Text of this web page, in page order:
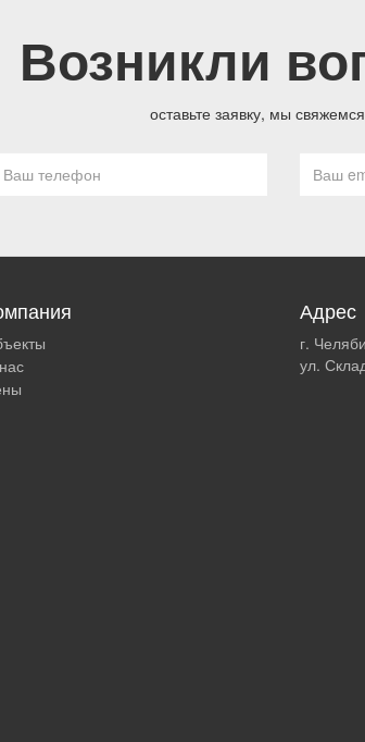
Возникли
оставьте заявку, мы
Адрес
г.
ул.